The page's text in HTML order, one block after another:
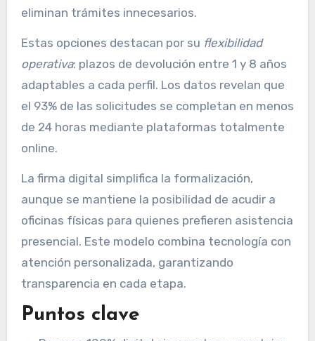
eliminan trámites innecesarios.
Estas opciones destacan por su flexibilidad
operativa: plazos de devolución entre 1 y 8 años
adaptables a cada perfil. Los datos revelan que
el 93% de las solicitudes se completan en menos
de 24 horas mediante plataformas totalmente
online.
La firma digital simplifica la formalización,
aunque se mantiene la posibilidad de acudir a
oficinas físicas para quienes prefieren asistencia
presencial. Este modelo combina tecnología con
atención personalizada, garantizando
transparencia en cada etapa.
Puntos clave